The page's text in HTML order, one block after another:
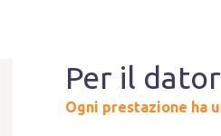
Per il
Ogni prestazione ha